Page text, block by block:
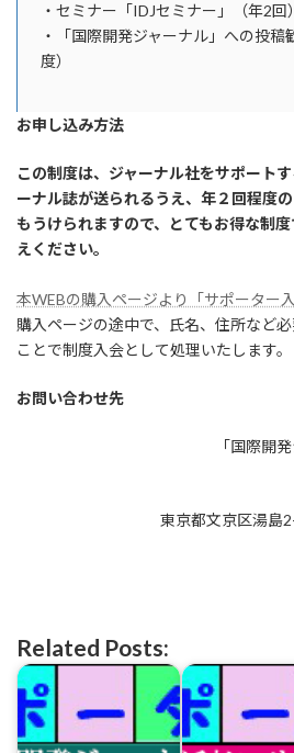
・セミナー「IDJセミナー」（年2回
・「国際開発ジャーナル」への投
度）
お申し込み方法
この制度は、ジャーナル社をサポート
ーナル誌が送られるうえ、年２回程度
もうけられますので、とてもお得な制
えください。
本WEBの購入ページより「サポーター入
購入ページの途中で、氏名、住所など
ことで制度入会として処理いたします。
お問い合わせ先
「国際開
東京都文京区湯島
Related Posts: